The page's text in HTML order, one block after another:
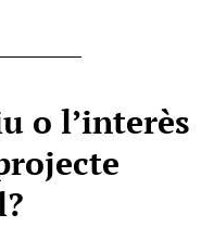
o l’interès